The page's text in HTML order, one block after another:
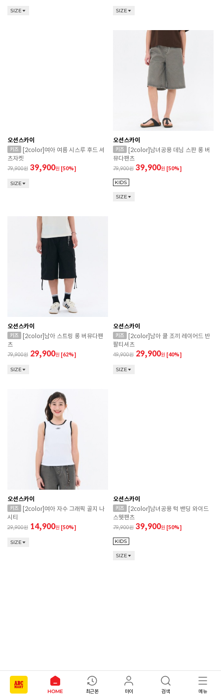
SIZE SIZE
오션스카이
[2color]여아 여름 시스루 후드 셔
츠자켓
79,900 39,900원 [50%]
SIZE
오션스카이
[2color]남녀공용 데님 스판 롱 버
뮤다팬츠
79,900 39,900원 [50%]
SIZE
오션스카이
[2color]남아 스트링 롱 버뮤다팬
츠
79,900 29,900원 [62%]
SIZE
오션스카이
[2color]남아 쿨 조끼 레이어드 반
팔티셔츠
49,900 29,900원 [40%]
SIZE
오션스카이
[2color]여아 자수 그래픽 골지 나
시티
29,900 14,900원 [50%]
SIZE
오션스카이
[2color]남녀공용 턱 밴딩 와이드
스웻팬츠
79,900 39,900원 [50%]
SIZE
오션스카이
[2color]남아 스포티 레이어드 반
오션스카이
[2color]남아 반전 망점 그래픽 반
HOME 최근본 마이 검색 메뉴